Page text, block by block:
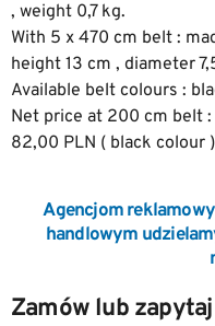
, weight 0,7 kg.
With 5 x 470 cm belt :
height 13 cm , diameter
Available belt colours :
Net price at 200 cm belt
82,00 PLN ( black colour
Agencjom
handlowym
Zamów lub